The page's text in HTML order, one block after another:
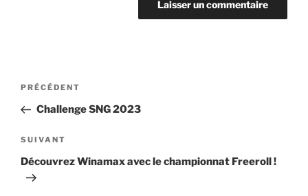
Navigation
l’article
Article
précédent
PRÉCÉDENT
Challenge SNG 2023
Article
suivant
SUIVANT
Découvrez Winamax avec le championnat Freeroll !